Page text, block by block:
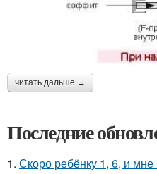
читать дальше →
Последние
1. Скоро ребёнку 1, 6, и мне